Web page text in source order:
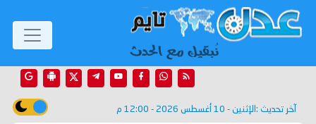
آخر تحديث : الإثنين - 10 أغسطس 2026 - 12:00 م